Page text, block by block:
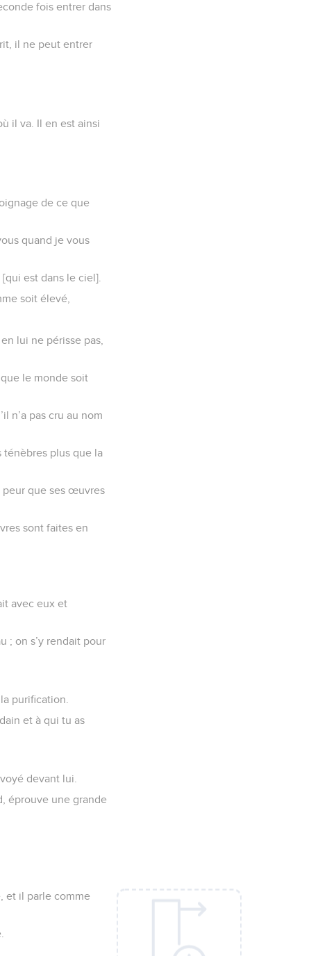
fois entrer dans
il ne peut entrer
il va. Il en est ainsi
de ce que
quand je vous
est dans le ciel].
soit élevé,
lui ne périsse pas,
le monde soit
n’a pas cru au nom
ténèbres plus que la
peur que ses œuvres
sont faites en
avec eux et
; on s’y rendait pour
purification.
et à qui tu as
devant lui.
éprouve une grande
et il parle comme